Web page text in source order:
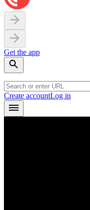
Get the app
Create accountLog in